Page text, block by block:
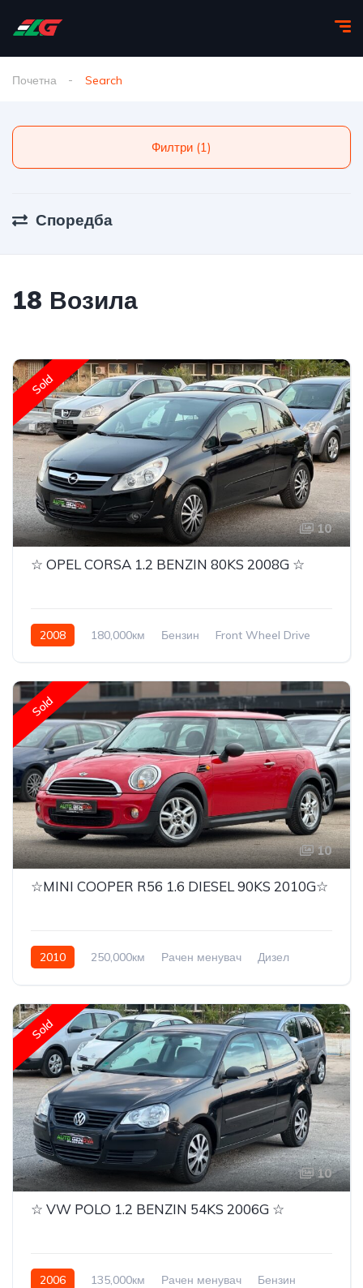
Почетна Search
Филтри (1)
Споредба
18 Возила
Sold
10
☆ OPEL CORSA 1.2 BENZIN 80KS 2008G ☆
2008 180,000км Бензин Front Wheel Drive
Sold
10
☆MINI COOPER R56 1.6 DIESEL 90KS 2010G☆
2010 250,000км Рачен менувач
Дизел
Sold
10
☆ VW POLO 1.2 BENZIN 54KS 2006G ☆
2006 135,000км Рачен менувач
Бензин